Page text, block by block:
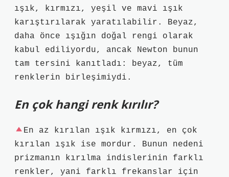
ışık, kırmızı, yeşil ve mavi ışık
karıştırılarak yaratılabilir. Beyaz,
daha önce ışığın doğal rengi olarak
kabul ediliyordu, ancak Newton bunun
tam tersini kanıtladı: beyaz, tüm
renklerin birleşimiydi.
En çok hangi renk kırılır?
En az kırılan ışık kırmızı, en çok
kırılan ışık ise mordur. Bunun nedeni
prizmanın kırılma indislerinin farklı
renkler, yani farklı frekanslar için